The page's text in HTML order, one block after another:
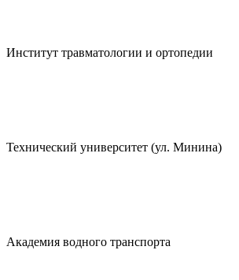
Институт травматологии и ортопедии
Технический университет (ул. Минина)
Академия водного транспорта